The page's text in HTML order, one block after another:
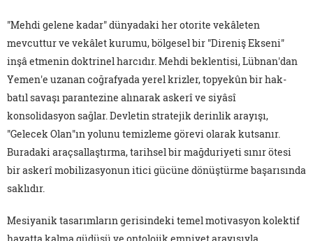
"Mehdi gelene kadar" dünyadaki her otorite vekâleten
mevcuttur ve vekâlet kurumu, bölgesel bir "Direniş Ekseni"
inşâ etmenin doktrinel harcıdır. Mehdi beklentisi, Lübnan'dan
Yemen'e uzanan coğrafyada yerel krizler, topyekûn bir hak-
batıl savaşı parantezine alınarak askerî ve siyâsî
konsolidasyon sağlar. Devletin stratejik derinlik arayışı,
"Gelecek Olan"ın yolunu temizleme görevi olarak kutsanır.
Buradaki araçsallaştırma, tarihsel bir mağduriyeti sınır ötesi
bir askerî mobilizasyonun itici gücüne dönüştürme başarısında
saklıdır.
Mesiyanik tasarımların gerisindeki temel motivasyon kolektif